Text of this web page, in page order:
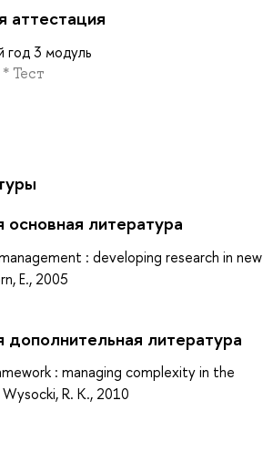
аттестация
3 модуль
Тест
литература
: developing research in new
E., 2005
литература
: managing complexity in the
R. K., 2010